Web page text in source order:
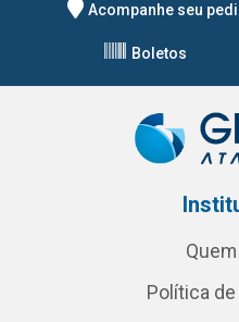
Acompanhe seu
Boletos
Política